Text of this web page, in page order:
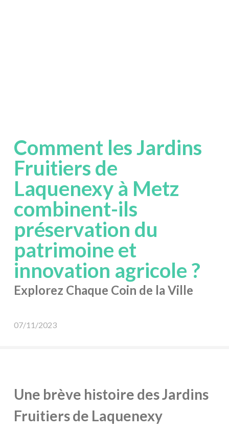
Comment les Jardins
Fruitiers de
Laquenexy à Metz
combinent-ils
préservation du
patrimoine et
innovation agricole ?
Explorez Chaque Coin de la Ville
07/11/2023
Une brève histoire des Jardins
Fruitiers de Laquenexy